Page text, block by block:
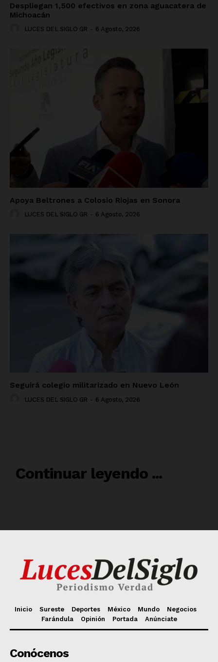
Inicio Sureste Deportes México Mundo
Negocios
Farándula
Opinión Portada Anúnciate
Conócenos